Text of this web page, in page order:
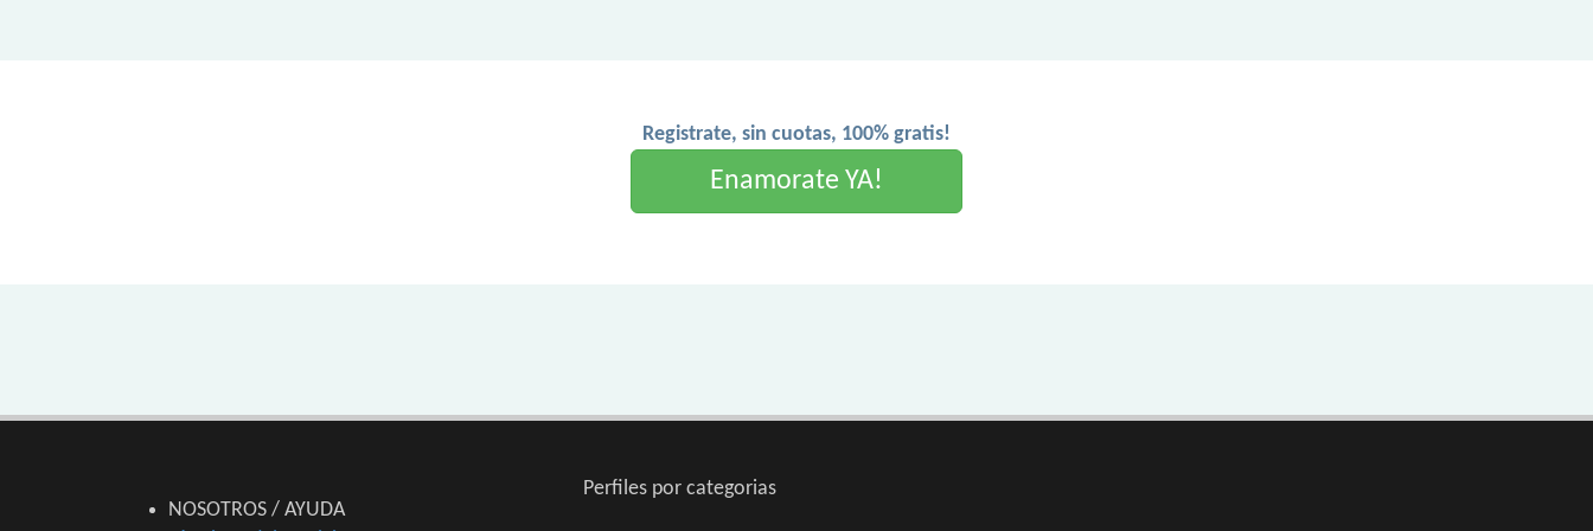
Registrate, sin cuotas, 100% gratis!
Enamorate YA!
NOSOTROS / AYUDA
Perfiles por categorias